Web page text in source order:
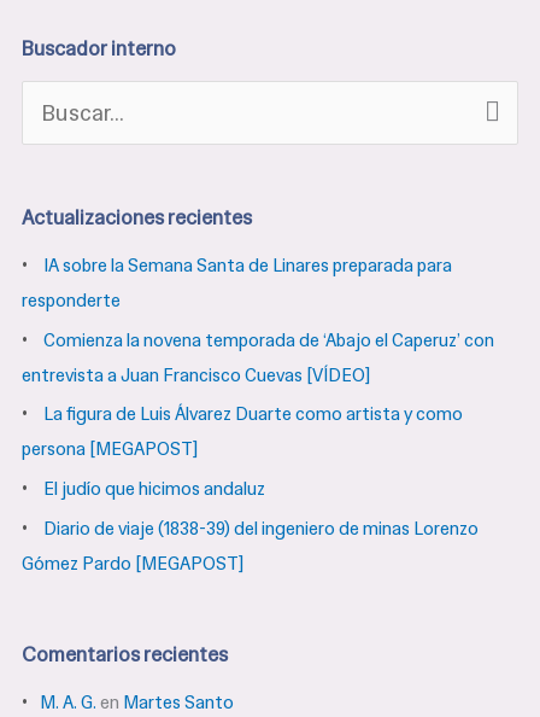
Buscador interno
u
c
a
o
r
:
Actualizaciones recientes
IA sobre la Semana Santa de Linares preparada para
responderte
Comienza la novena temporada de ‘Abajo el Caperuz’ con
entrevista a Juan Francisco Cuevas [VÍDEO]
La figura de Luis Álvarez Duarte como artista y como
persona [MEGAPOST]
El judío que hicimos andaluz
Diario de viaje (1838-39) del ingeniero de minas Lorenzo
Gómez Pardo [MEGAPOST]
Comentarios recientes
M. A. G. en Martes Santo